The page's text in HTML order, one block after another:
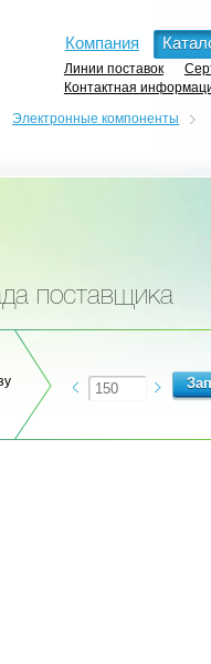
Компания
Линии поставок
Контактная
Электронные компоненты
поставщика